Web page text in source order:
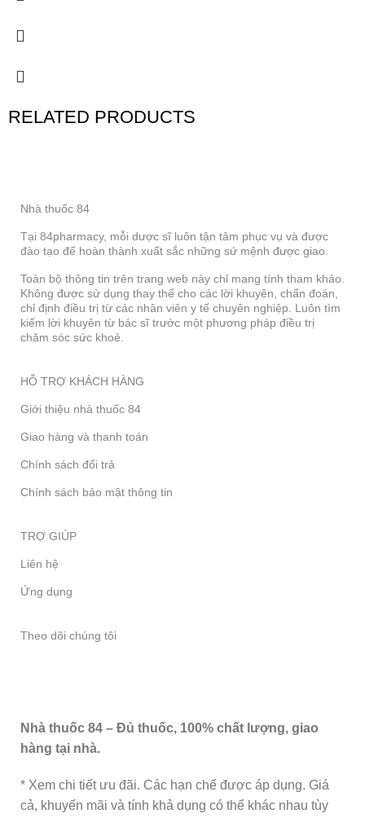
RELATED PRODUCTS
Nhà thuốc 84
Tại 84pharmacy, mỗi dược sĩ luôn tận tâm phục vụ và được
đào tạo để hoàn thành xuất sắc những sứ mệnh được giao.
Toàn bộ thông tin trên trang web này chỉ mang tính tham khảo.
Không được sử dụng thay thế cho các lời khuyên, chẩn đoán,
chỉ định điều trị từ các nhân viên y tế chuyên nghiệp. Luôn tìm
kiếm lời khuyên từ bác sĩ trước một phương pháp điều trị
chăm sóc sức khoẻ.
HỖ TRỢ KHÁCH HÀNG
Giới thiệu nhà thuốc 84
Giao hàng và thanh toán
Chính sách đổi trả
Chính sách bảo mật thông tin
TRỢ GIÚP
Liên hệ
Ứng dụng
Theo dõi chúng tôi
Nhà thuốc 84 – Đủ thuốc, 100% chất lượng, giao
hàng tại nhà.
* Xem chi tiết ưu đãi. Các hạn chế được áp dụng. Giá
cả, khuyến mãi và tính khả dụng có thể khác nhau tùy